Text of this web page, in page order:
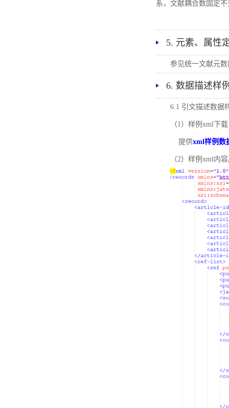
系，文献耦合数固定不
5. 元素、属性
参见统一文献元
6. 数据描述样
6.1 引文描述数据
（1）样例xml下载
提供xml样例数
（2）样例xml内